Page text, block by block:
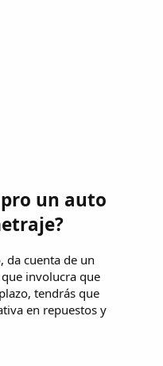
un auto
da cuenta de un
involucra que
tendrás que
en repuestos y